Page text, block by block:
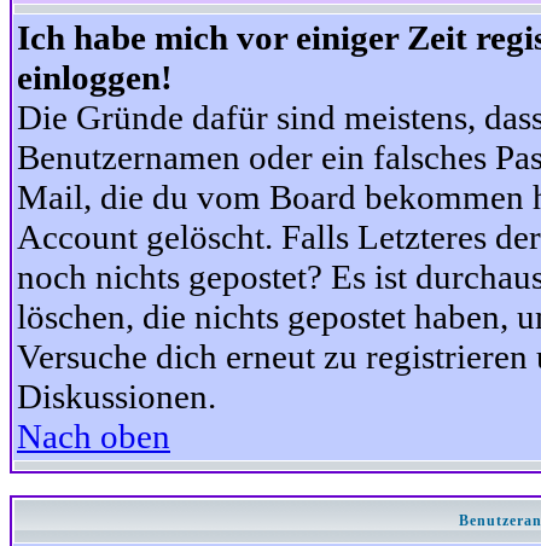
Ich habe mich vor einiger Zeit
einloggen!
Die Gründe dafür sind meistens,
Benutzernamen oder ein falsches
Mail, die du vom Board bekommen
Account gelöscht. Falls Letzteres
noch nichts gepostet? Es ist
löschen, die nichts gepostet haben,
Versuche dich erneut zu
Diskussionen.
Nach oben